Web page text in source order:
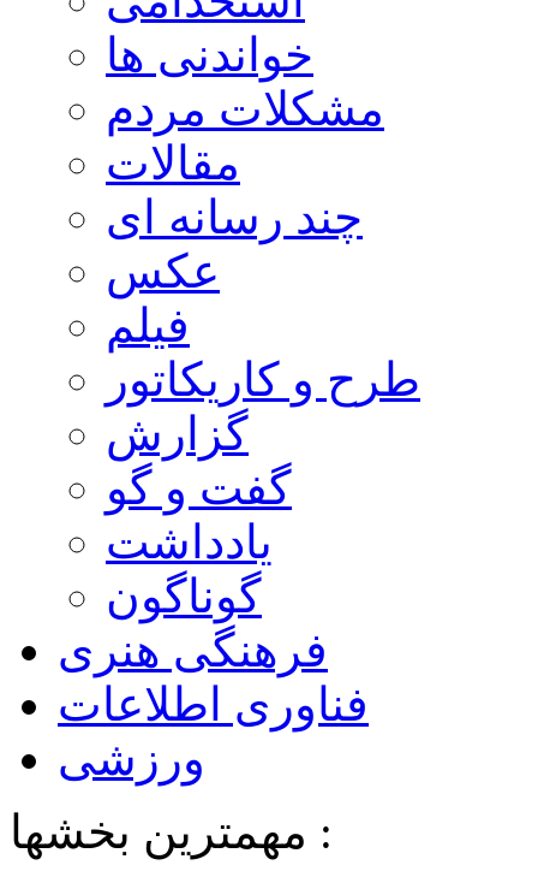
خواندنی ها
مشکلات مردم
مقالات
چند رسانه ای
عکس
فیلم
طرح و کاریکاتور
گزارش
گفت و گو
یادداشت
گوناگون
فرهنگی هنری
فناوری اطلاعات
ورزشی
مهمترین بخشها :